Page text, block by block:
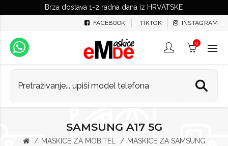
Brza dostava 1-2 radna dana iz HRVATSKE
FACEBOOK TIKTOK INSTAGRAM
0
SAMSUNG A17 5G
MASKICE ZA MOBITEL
MASKICE ZA SAMSUNG